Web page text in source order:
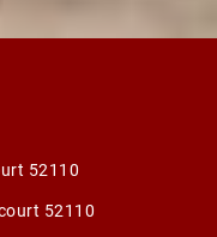
52110
52110